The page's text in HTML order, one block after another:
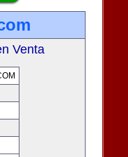
Venta